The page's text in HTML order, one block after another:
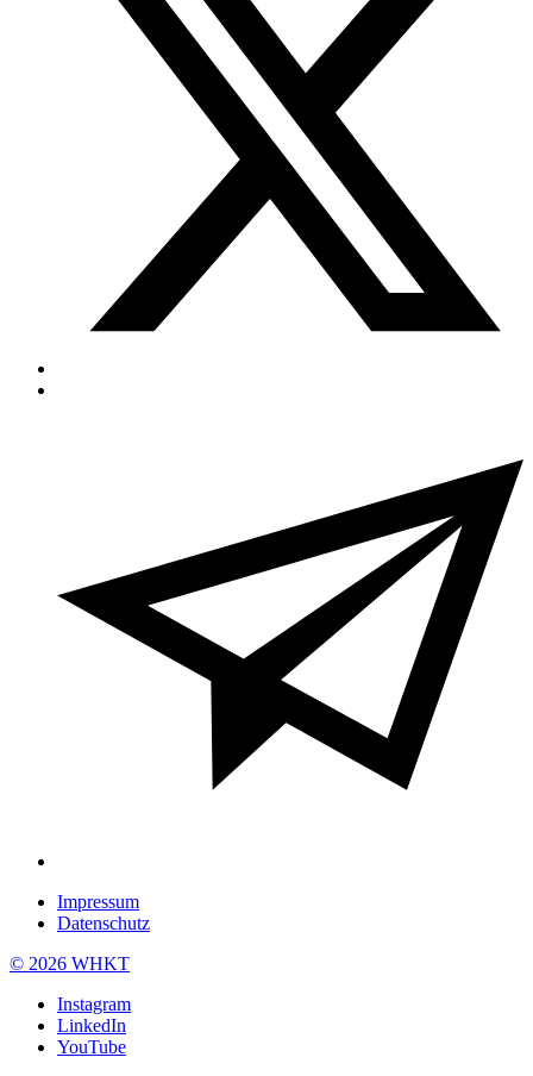
Impressum
Datenschutz
© 2026 WHKT
Instagram
LinkedIn
YouTube